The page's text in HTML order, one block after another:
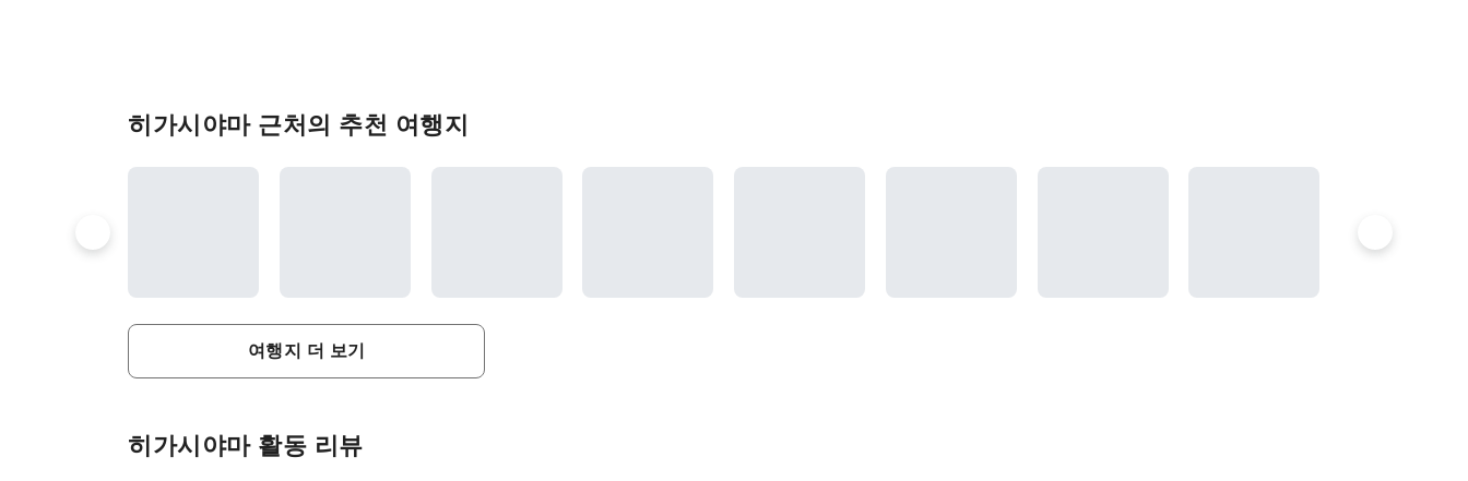
히가시야마 근처의 추천 여행지
여행지 더 보기
히가시야마 활동 리뷰